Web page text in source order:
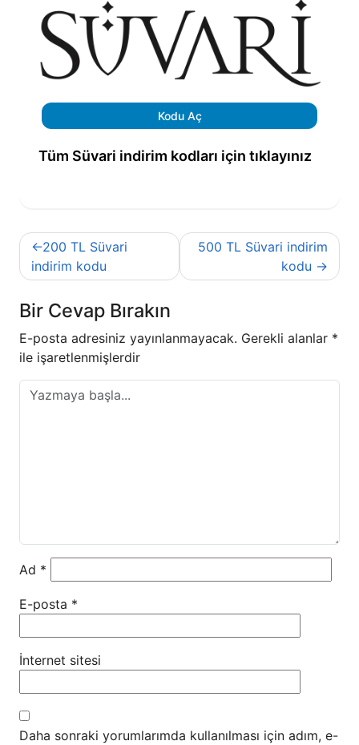
Kodu Aç
Tüm Süvari indirim kodları için tıklayınız
Yazı
gezinmesi
200 TL Süvari
indirim kodu
500 TL Süvari indirim
kodu
Bir Cevap Bırakın
E-posta adresiniz yayınlanmayacak. Gerekli alanlar *
ile işaretlenmişlerdir
Ad *
E-posta *
İnternet sitesi
Daha sonraki yorumlarımda kullanılması için adım, e-